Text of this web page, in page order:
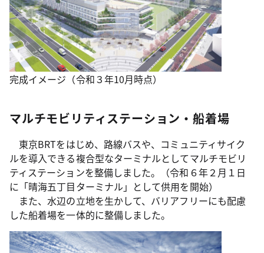
完成イメージ（令和３年10月時点）
マルチモビリティステーション・船着場
東京BRTをはじめ、路線バスや、コミュニティサイク
ルを導入できる複合型なターミナルとしてマルチモビリ
ティステーションを整備しました。（令和６年２月１日
に「晴海五丁目ターミナル」として供用を開始）
また、水辺の立地を生かして、バリアフリーにも配慮
した船着場を一体的に整備しました。